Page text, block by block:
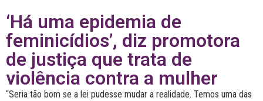
‘Há uma epidemia de
feminicídios’, diz promotora
de justiça que trata de
violência contra a mulher
“Seria tão bom se a lei pudesse mudar a realidade. Temos uma das